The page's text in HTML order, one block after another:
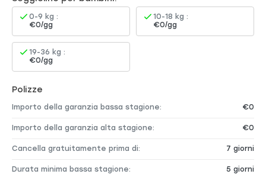
0-9 kg :
€0/gg
10-18 kg :
€0/gg
19-36 kg :
€0/gg
Polizze
Importo della garanzia bassa stagione: €0
Importo della garanzia alta stagione: €0
Cancella gratuitamente prima di: 7 giorni
Durata minima bassa stagione: 5 giorni